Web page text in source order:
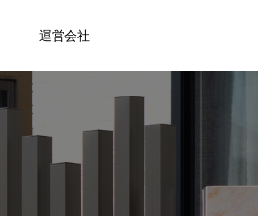
運営会社